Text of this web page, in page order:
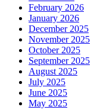
February 2026
January 2026
December 2025
November 2025
October 2025
September 2025
August 2025
July 2025
June 2025
May 2025